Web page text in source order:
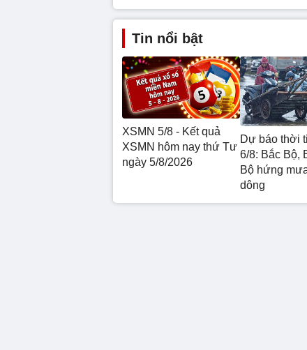
Tin nổi bật
XSMN 5/8 - Kết quả
XSMN hôm nay thứ Tư
ngày 5/8/2026
Dự báo thời
6/8: Bắc Bộ,
Bộ hứng
dông